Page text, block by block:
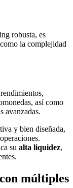
robusta, es
la complejidad
así como
avanzadas.
y bien diseñada,
su alta liquidez,
múltiples